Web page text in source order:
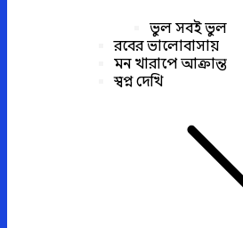
ভুল সবই ভুল
রবের ভালোবাসায়
মন খারাপে আক্রান্ত
স্বপ্ন দেখি